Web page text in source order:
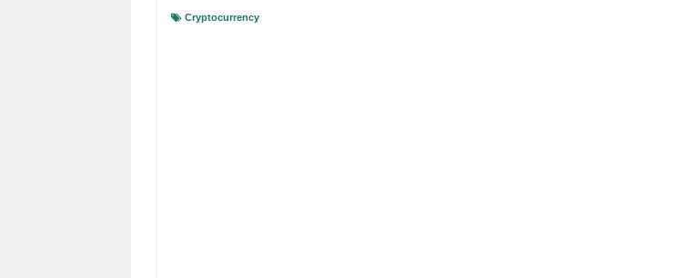
Cryptocurrency